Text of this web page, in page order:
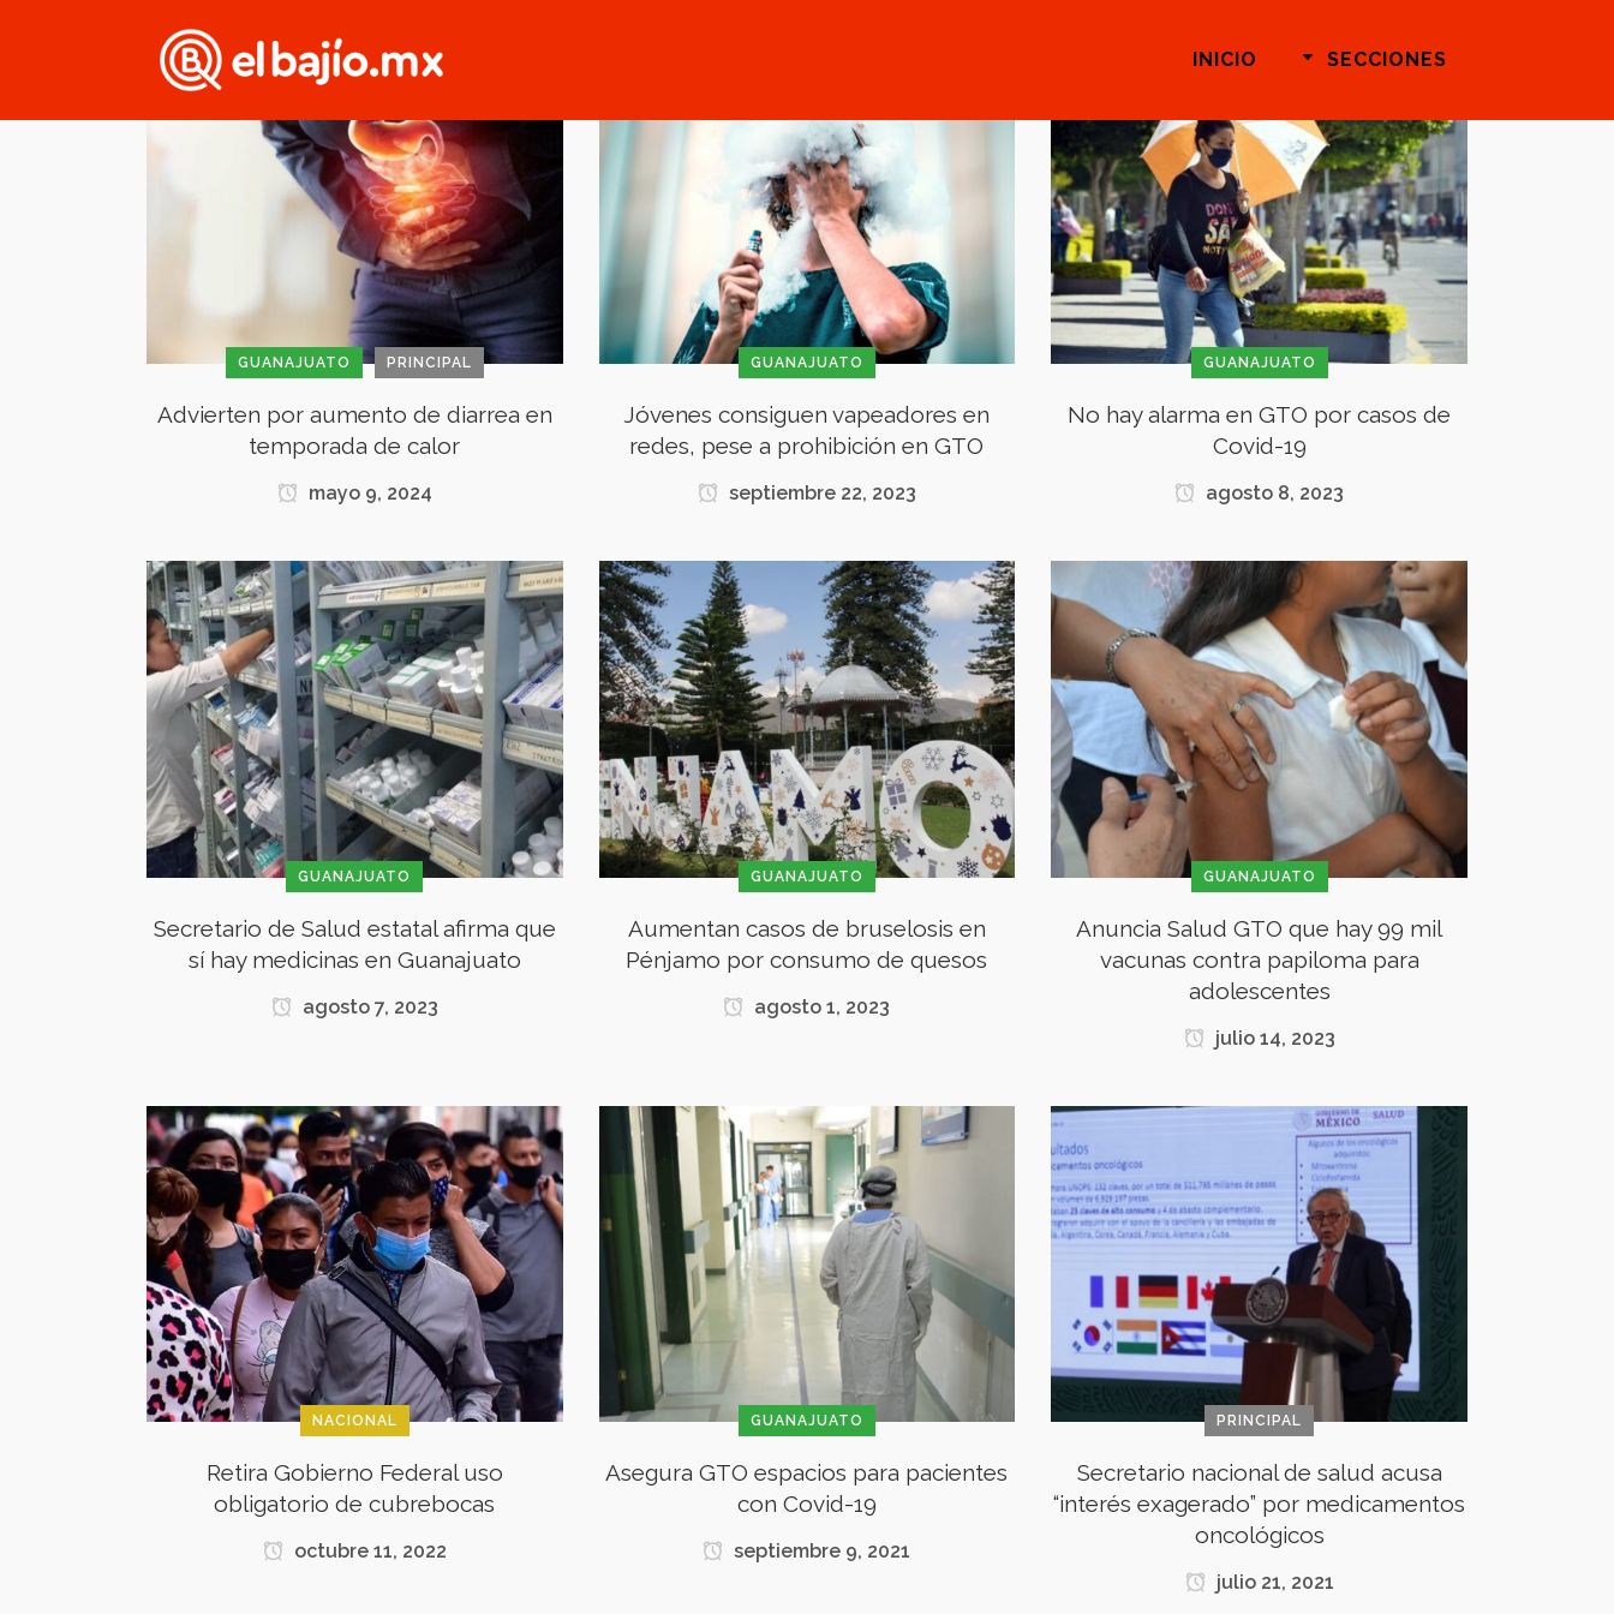
INICIO SECCIONES
GUANAJUATO PRINCIPAL
Advierten por aumento de diarrea en
temporada de calor
mayo 9, 2024
GUANAJUATO
Jóvenes consiguen vapeadores en
redes, pese a prohibición en GTO
septiembre 22, 2023
GUANAJUATO
No hay alarma en GTO por casos de
Covid-19
agosto 8, 2023
GUANAJUATO
Secretario de Salud estatal afirma que
sí hay medicinas en Guanajuato
agosto 7, 2023
GUANAJUATO
Aumentan casos de bruselosis en
Pénjamo por consumo de quesos
agosto 1, 2023
GUANAJUATO
Anuncia Salud GTO que hay 99 mil
vacunas contra papiloma para
adolescentes
julio 14, 2023
NACIONAL
Retira Gobierno Federal uso
obligatorio de cubrebocas
octubre 11, 2022
GUANAJUATO
Asegura GTO espacios para pacientes
con Covid-19
septiembre 9, 2021
PRINCIPAL
Secretario nacional de salud acusa
“interés exagerado” por medicamentos
oncológicos
julio 21, 2021